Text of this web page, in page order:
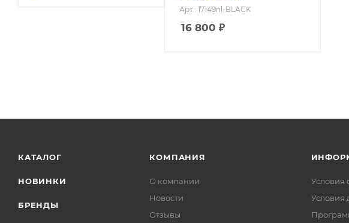
Арт.: 17149nl-BLACK
16 800 ₽
КАТАЛОГ
НОВИНКИ
БРЕНДЫ
КОМПАНИЯ
О компании
Новости
Отзывы
Условия
Условия